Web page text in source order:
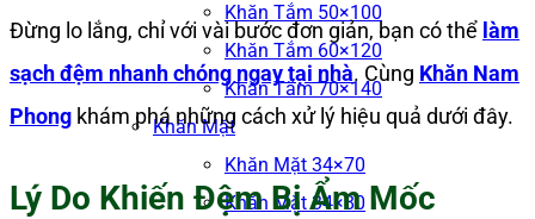
Khăn Tắm 50×100
Khăn Tắm 60×120
Khăn Tắm 70×140
Khăn Mặt
Khăn Mặt 34×70
Khăn Mặt 34×80
Đừng lo lắng, chỉ với vài bước đơn giản, bạn có thể làm
sạch đệm nhanh chóng ngay tại nhà. Cùng Khăn Nam
Phong khám phá những cách xử lý hiệu quả dưới đây.
Lý Do Khiến Đệm Bị Ẩm Mốc